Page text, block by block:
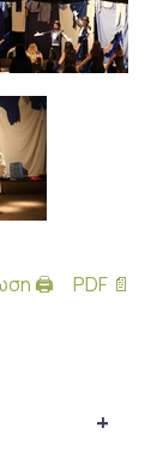
🖨 PDF 📄
+